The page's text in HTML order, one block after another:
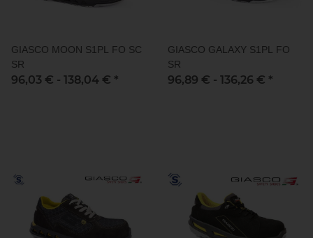
GIASCO MOON S1PL FO SC
SR
96,03 € - 138,04 € *
GIASCO GALAXY S1PL FO
SR
96,89 € - 136,26 € *